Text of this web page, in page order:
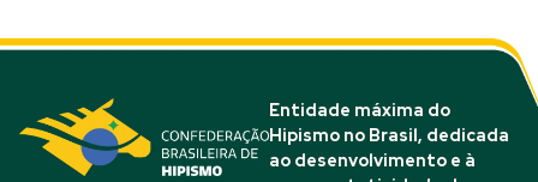
Entidade máxima do
Hipismo no Brasil, dedicada
ao desenvolvimento e à